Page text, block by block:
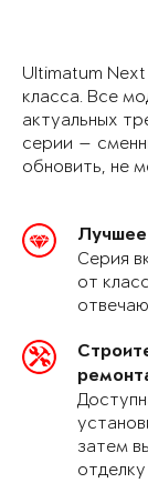
Ultimatum
класса. Все
актуальных
серии —
обновить, не
Лучшее
Серия
от
затем